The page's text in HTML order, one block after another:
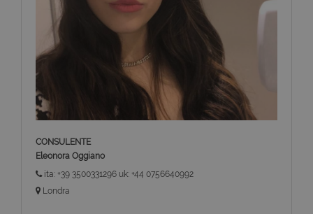
CONSULENTE
Eleonora Oggiano
ita: +39 3500331296 uk: +44 0756640992
Londra